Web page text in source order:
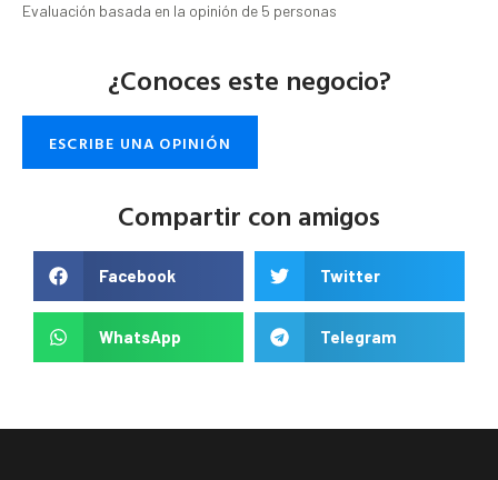
Evaluación basada en la opinión de 5 personas
¿Conoces este negocio?
ESCRIBE UNA OPINIÓN
Compartir con amigos
Facebook Twitter
WhatsApp Telegram